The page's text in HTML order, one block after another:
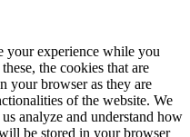
your experience while you
the cookies that are
your browser as they are
of the website. We
analyze and understand how
be stored in your browser